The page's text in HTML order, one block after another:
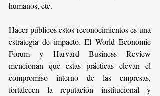
humanos, etc.
Hacer públicos estos reconocimientos es una
estrategia de impacto. El World Economic
Forum y Harvard Business Review
mencionan que estas prácticas elevan el
compromiso interno de las empresas,
fortalecen la reputación institucional y